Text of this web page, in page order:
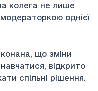
колега не лише
однієї
що зміни
відкрито
спільні рішення.